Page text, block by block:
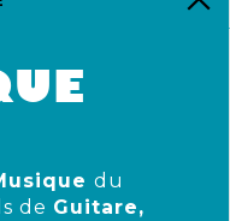
du
de Guitare,